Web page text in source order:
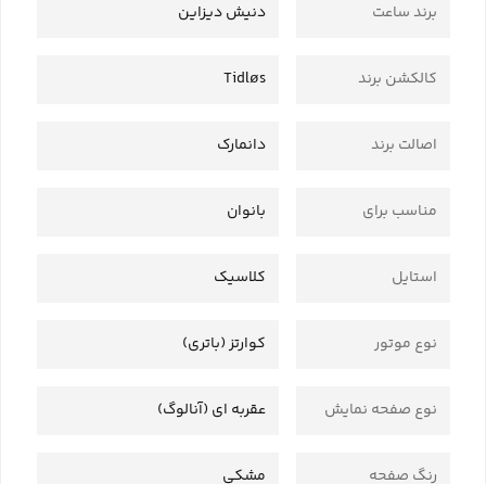
برند ساعت دنیش دیزاین
کالکشن برند Tidløs
اصالت برند دانمارک
مناسب برای بانوان
استایل کلاسیک
نوع موتور کوارتز (باتری)
نوع صفحه نمایش عقربه ای (آنالوگ)
رنگ صفحه مشکی